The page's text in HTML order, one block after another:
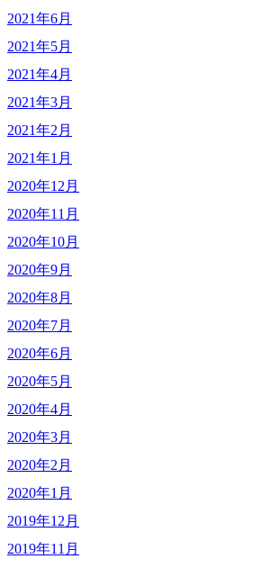
2021年6月
2021年5月
2021年4月
2021年3月
2021年2月
2021年1月
2020年12月
2020年11月
2020年10月
2020年9月
2020年8月
2020年7月
2020年6月
2020年5月
2020年4月
2020年3月
2020年2月
2020年1月
2019年12月
2019年11月